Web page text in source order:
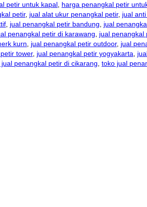
petir untuk kapal harga penangkal petir
petir, jual alat ukur penangkal petir, jual
jual penangkal petir bandung jual
penangkal petir di karawang jual penangkal
kurn jual penangkal petir outdoor, jual
tower, jual penangkal petir yogyakarta
penangkal petir di cikarang toko jual